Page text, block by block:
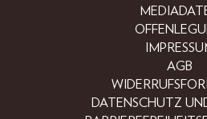
AGB
DATENSCHUTZ